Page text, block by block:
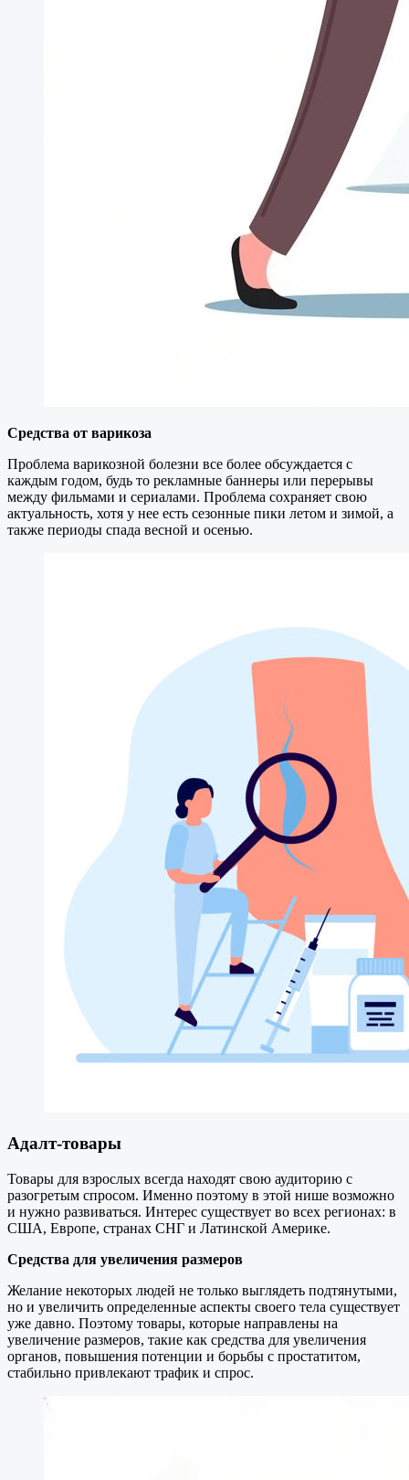
Средства от варикоза
Проблема варикозной болезни все более обсуждается с
каждым годом, будь то рекламные баннеры или перерывы
между фильмами и сериалами. Проблема сохраняет свою
актуальность, хотя у нее есть сезонные пики летом и зимой, а
также периоды спада весной и осенью.
Адалт-товары
Товары для взрослых всегда находят свою аудиторию с
разогретым спросом. Именно поэтому в этой нише возможно
и нужно развиваться. Интерес существует во всех регионах: в
США, Европе, странах СНГ и Латинской Америке.
Средства для увеличения размеров
Желание некоторых людей не только выглядеть подтянутыми,
но и увеличить определенные аспекты своего тела существует
уже давно. Поэтому товары, которые направлены на
увеличение размеров, такие как средства для увеличения
органов, повышения потенции и борьбы с простатитом,
стабильно привлекают трафик и спрос.